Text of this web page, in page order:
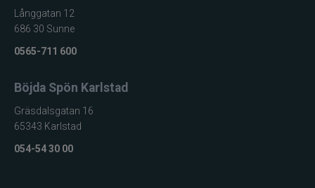
Långgatan 12
686 30 Sunne
0565-711 600
Böjda Spön Karlstad
Gräsdalsgatan 16
65343 Karlstad
054-54 30 00